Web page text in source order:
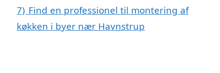
7) Find en professionel til montering af
køkken i byer nær Havnstrup